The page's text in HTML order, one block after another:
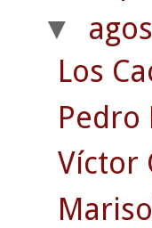
▼
Los
Pedro
Víctor